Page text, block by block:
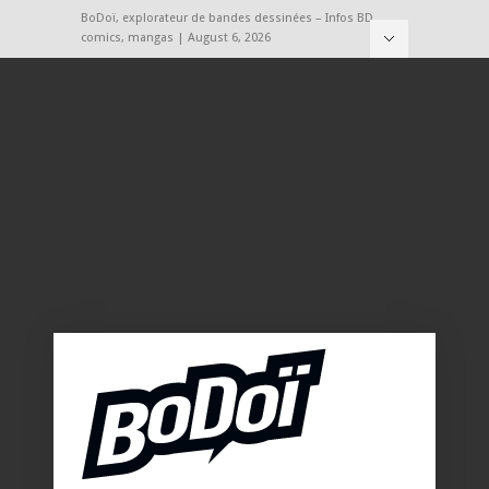
BoDoï, explorateur de bandes dessinées – Infos BD,
comics, mangas | August 6, 2026